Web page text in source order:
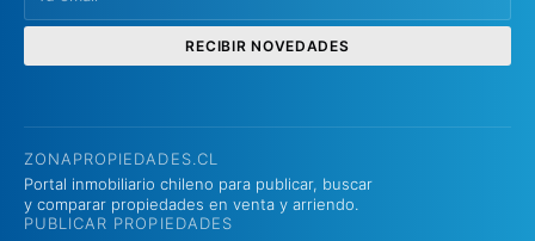
RECIBIR NOVEDADES
ZONAPROPIEDADES.CL
Portal inmobiliario chileno para publicar, buscar
y comparar propiedades en venta y arriendo.
PUBLICAR PROPIEDADES